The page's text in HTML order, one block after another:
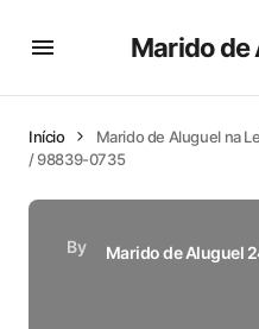
Marido de
Início
Marido de Aluguel na
/ 98839-0735
By Marido de Aluguel